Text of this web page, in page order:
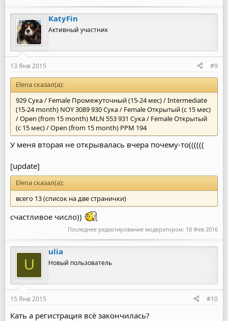
KatyFin
Активный участник
13 Янв 2015 #9
Elena сказал(а):
929 Сука / Female Промежуточный (15-24 мес) / Intermediate
(15-24 month) NOY 3089 930 Сука / Female Открытый (с 15 мес)
/ Open (from 15 month) MLN 553 931 Сука / Female Открытый
(с 15 мес) / Open (from 15 month) РРМ 194
У меня вторая не открывалась вчера почему-то((((((
[update]
Elena сказал(а):
всего 13 (список на две странички)
счастливое число))
Последнее редактирование модератором: 18 Фев 2016
U
ulia
Новый пользователь
15 Янв 2015 #10
Кать а регистрация всё закончилась?